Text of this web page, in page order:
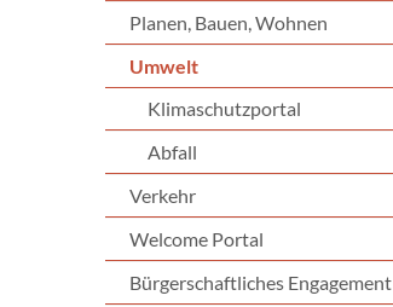
Planen, Bauen, Wohnen
Umwelt
Klimaschutzportal
Abfall
Verkehr
Welcome Portal
Bürgerschaftliches Engagement